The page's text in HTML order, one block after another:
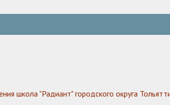
школа "Радиант" городского округа